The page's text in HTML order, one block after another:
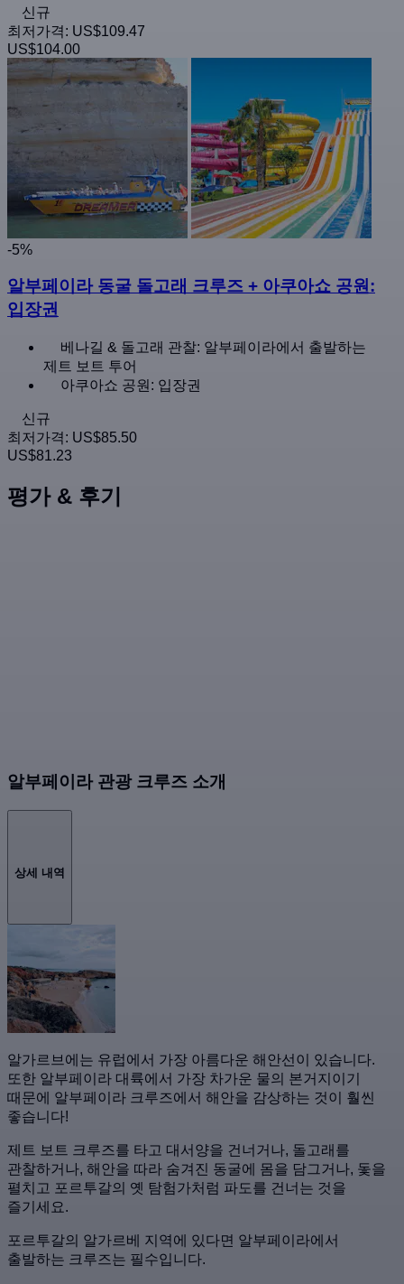
신규
최저가격: US$109.47
US$104.00
-5%
알부페이라 동굴 돌고래 크루즈 + 아쿠아쇼 공원:
입장권
베나길 & 돌고래 관찰: 알부페이라에서 출발하는
제트 보트 투어
아쿠아쇼 공원: 입장권
신규
최저가격: US$85.50
US$81.23
평가 & 후기
알부페이라 관광 크루즈 소개
상세 내역
알가르브에는 유럽에서 가장 아름다운 해안선이 있습니다.
또한 알부페이라 대륙에서 가장 차가운 물의 본거지이기
때문에 알부페이라 크루즈에서 해안을 감상하는 것이 훨씬
좋습니다!
제트 보트 크루즈를 타고 대서양을 건너거나, 돌고래를
관찰하거나, 해안을 따라 숨겨진 동굴에 몸을 담그거나, 돛을
펼치고 포르투갈의 옛 탐험가처럼 파도를 건너는 것을
즐기세요.
포르투갈의 알가르베 지역에 있다면 알부페이라에서
출발하는 크루즈는 필수입니다.